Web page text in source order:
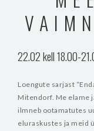
22.02 kell 18.00-
Loengute sarjast
Mitendorf. Me elame
ilmneb ootamatutes
eluraskustes ja meid